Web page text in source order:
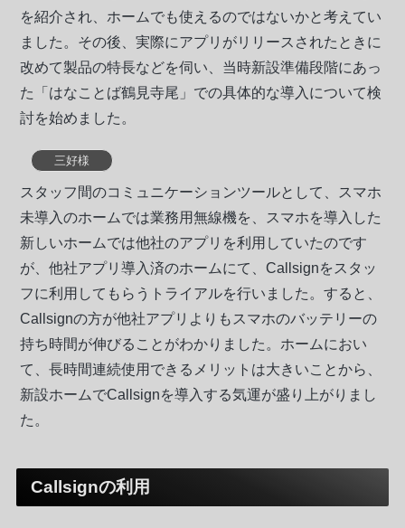
を紹介され、ホームでも使えるのではないかと考えてい
ました。その後、実際にアプリがリリースされたときに
改めて製品の特長などを伺い、当時新設準備段階にあっ
た「はなことば鶴見寺尾」での具体的な導入について検
討を始めました。
三好様
スタッフ間のコミュニケーションツールとして、スマホ
未導入のホームでは業務用無線機を、スマホを導入した
新しいホームでは他社のアプリを利用していたのです
が、他社アプリ導入済のホームにて、Callsignをスタッ
フに利用してもらうトライアルを行いました。すると、
Callsignの方が他社アプリよりもスマホのバッテリーの
持ち時間が伸びることがわかりました。ホームにおい
て、長時間連続使用できるメリットは大きいことから、
新設ホームでCallsignを導入する気運が盛り上がりまし
た。
Callsignの利用